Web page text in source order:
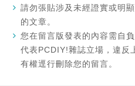
請勿張貼涉及未經證實或明
的文章。
您在留言版發表的內容需自
代表PCDIY!雜誌立場，違反
有權逕行刪除您的留言。